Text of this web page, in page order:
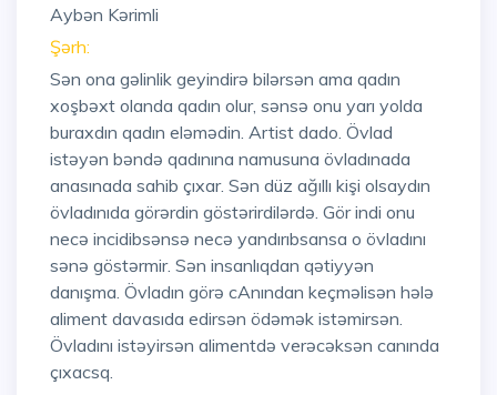
Aybən Kərimli
Şərh:
Sən ona gəlinlik geyindirə bilərsən ama qadın
xoşbəxt olanda qadın olur, sənsə onu yarı yolda
buraxdın qadın eləmədin. Artist dado. Övlad
istəyən bəndə qadınına namusuna övladınada
anasınada sahib çıxar. Sən düz ağıllı kişi olsaydın
övladınıda görərdin göstərirdilərdə. Gör indi onu
necə incidibsənsə necə yandırıbsansa o övladını
sənə göstərmir. Sən insanlıqdan qətiyyən
danışma. Övladın görə cAnından keçməlisən hələ
aliment davasıda edirsən ödəmək istəmirsən.
Övladını istəyirsən alimentdə verəcəksən canında
çıxacsq.